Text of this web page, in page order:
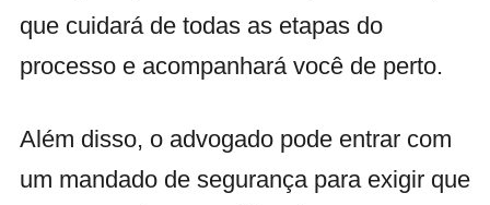
que cuidará de todas as etapas do
processo e acompanhará você de perto.
Além disso, o advogado pode entrar com
um mandado de segurança para exigir que